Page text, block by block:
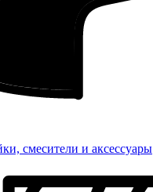
смесители и аксессуары